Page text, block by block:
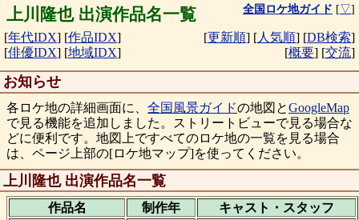
上川隆也 出演作品名一覧 全国ロケ地ガイド [▽]
[年代IDX] [作品IDX]
[俳優IDX] [地域IDX]
[更新順] [人気順] [DB検索]
[概要] [交流]
お知らせ
各ロケ地の詳細画面に、 全国風景ガイドの地図とGoogleMap
で見る機能を追加しました。ストリートビューで見る場合な
どに便利です。地図上ですべてのロケ地の一覧を見る場合
は、ページ上部の[ロケ地マップ]を使ってください。
上川隆也 出演作品名一覧
作品名 制作年 キャスト・ スタッフ